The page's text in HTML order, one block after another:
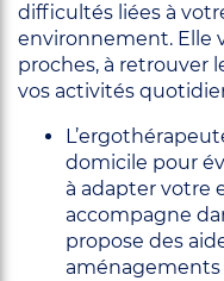
difficultés liées à
environnement. Elle
proches, à retrouver
vos activités
domicile pour
à adapter votre
accompagne
propose des